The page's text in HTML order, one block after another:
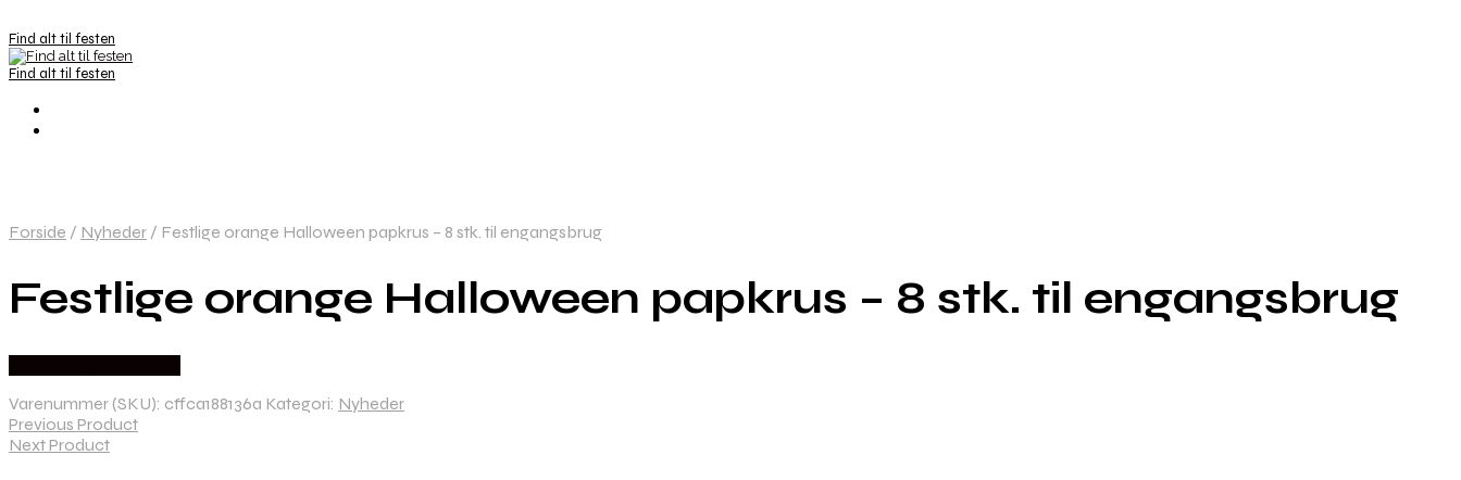
Find alt til festen
Find alt til festen
Forside / Nyheder / Festlige orange Halloween papkrus – 8 stk. til engangsbrug
Festlige orange Halloween papkrus – 8 stk. til engangsbrug
Varenummer (SKU): cffca188136a Kategori: Nyheder
Previous Product
Next Product